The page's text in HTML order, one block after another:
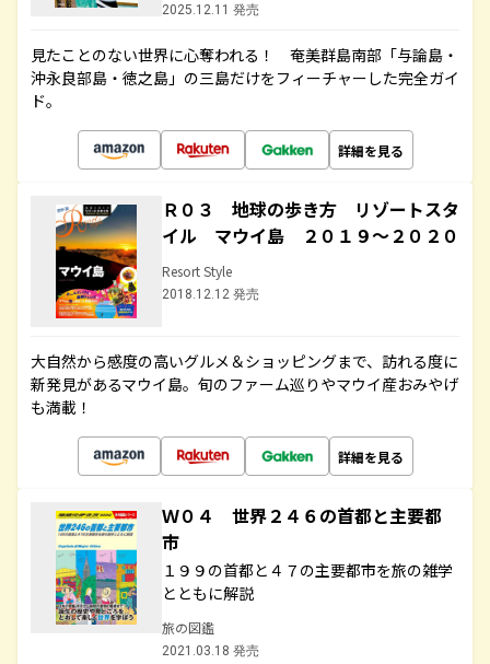
2025.12.11 発売
見たことのない世界に心奪われる！ 奄美群島南部「与論島・
沖永良部島・徳之島」の三島だけをフィーチャーした完全ガイ
ド。
詳細を見る
Ｒ０３ 地球の歩き方 リゾートスタ
イル マウイ島 ２０１９～２０２０
Resort Style
2018.12.12 発売
大自然から感度の高いグルメ＆ショッピングまで、訪れる度に
新発見があるマウイ島。旬のファーム巡りやマウイ産おみやげ
も満載！
詳細を見る
Ｗ０４ 世界２４６の首都と主要都
市
１９９の首都と４７の主要都市を旅の雑学
とともに解説
旅の図鑑
2021.03.18 発売